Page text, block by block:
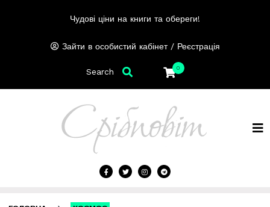
Чудові ціни на книги та обереги!
Зайти в особистий кабінет / Реєстрація
0
Search